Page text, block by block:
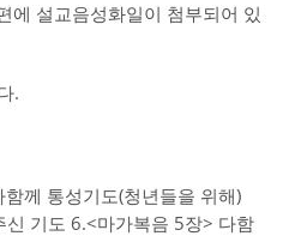
에 설교음성화일이 첨부되어 있
.
께 통성기도(청년들을 위해)
기도 6.<마가복음 5장> 다함